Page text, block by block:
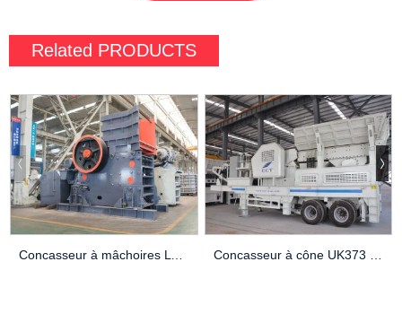
Related PRODUCTS
Concasseur à mâchoires LT125 Équipement d’agrégation à vendre Concasseur à cône UK373 à vendre